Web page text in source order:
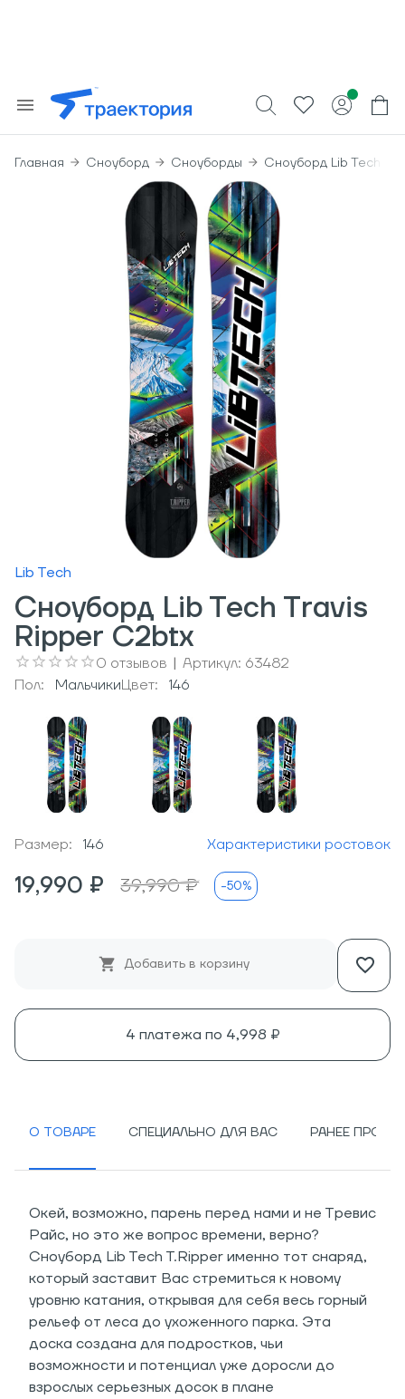
Главная Сноуборд Сноуборды Сноуборд Lib Tech
Lib Tech
Сноуборд Lib Tech Travis
Ripper C2btx
0 отзывов | Артикул: 63482
Пол:
МальчикиЦвет: 146
Размер: 146 Характеристики ростовок
19,990 ₽ 39,990 ₽ -50%
Добавить в корзину
4 платежа по 4,998 ₽
О ТОВАРЕ СПЕЦИАЛЬНО ДЛЯ ВАС РАНЕЕ
Окей, возможно, парень перед нами и не Тревис
Райс, но это же вопрос времени, верно?
Сноуборд Lib Tech T.Ripper именно тот снаряд,
который заставит Вас стремиться к новому
уровню катания, открывая для себя весь горный
рельеф от леса до ухоженного парка. Эта
доска создана для подростков, чьи
возможности и потенциал уже доросли до
взрослых серьезных досок в плане